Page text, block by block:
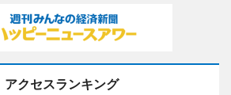
アクセスランキング